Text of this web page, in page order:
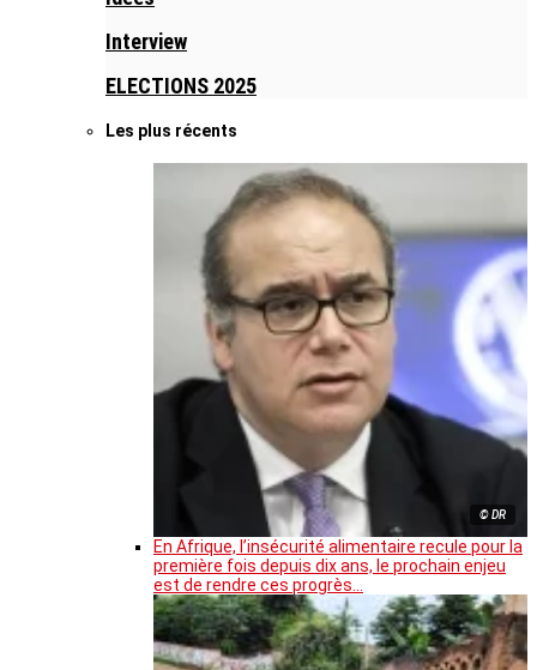
Interview
ELECTIONS 2025
Les plus récents
© DR
En Afrique, l’insécurité alimentaire recule pour la
première fois depuis dix ans, le prochain enjeu
est de rendre ces progrès…